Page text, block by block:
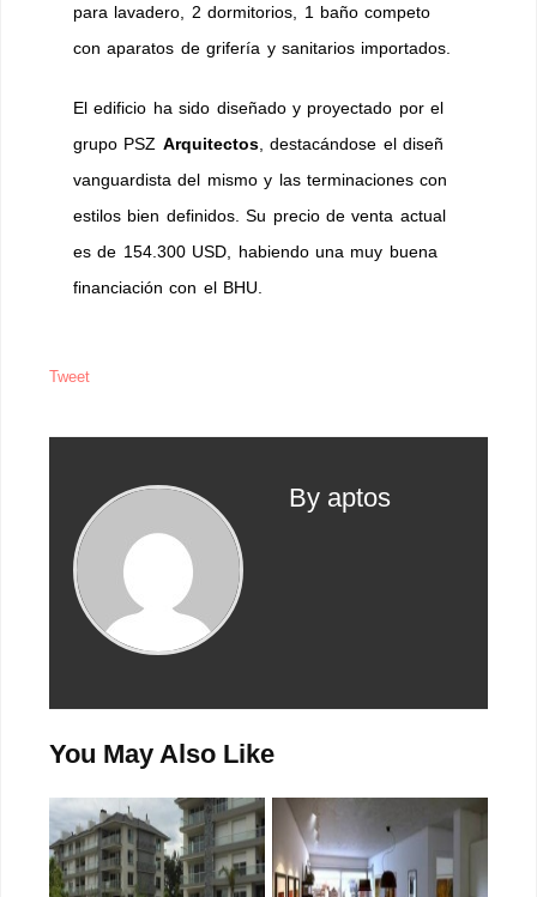
para lavadero, 2 dormitorios, 1 baño competo
con aparatos de grifería y sanitarios importados.
El edificio ha sido diseñado y proyectado por el
grupo PSZ Arquitectos, destacándose el diseñ
vanguardista del mismo y las terminaciones con
estilos bien definidos. Su precio de venta actual
es de 154.300 USD, habiendo una muy buena
financiación con el BHU.
Tweet
By aptos
You May Also Like